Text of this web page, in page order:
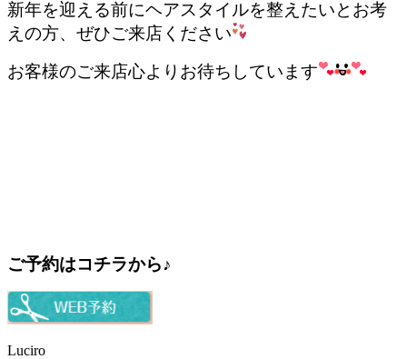
新年を迎える前にヘアスタイルを整えたいとお考
えの方、ぜひご来店ください
お客様のご来店心よりお待ちしています
ご予約はコチラから♪
Luciro